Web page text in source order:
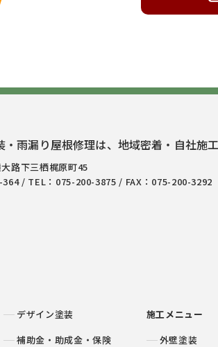
・雨漏り屋根修理は、地域密着・自社施
路下三栖梶原町45
/ TEL：075-200-3875 / FAX：075-200-3292
デザイン塗装
補助金・助成金・保険
施工メニュー
外壁塗装